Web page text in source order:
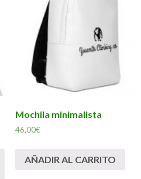
Mochila minimalista
46,00€
AÑADIR AL CARRITO